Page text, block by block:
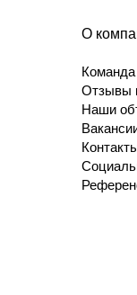
О
Команда
Отзывы
Наши